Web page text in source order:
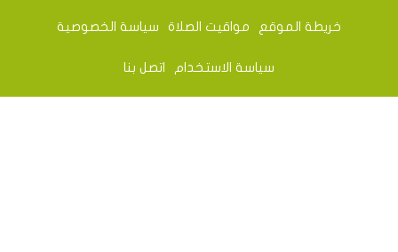
خريطة الموقع مواقيت الصلاة سياسة الخصوصية
سياسة الاستخدام اتصل بنا